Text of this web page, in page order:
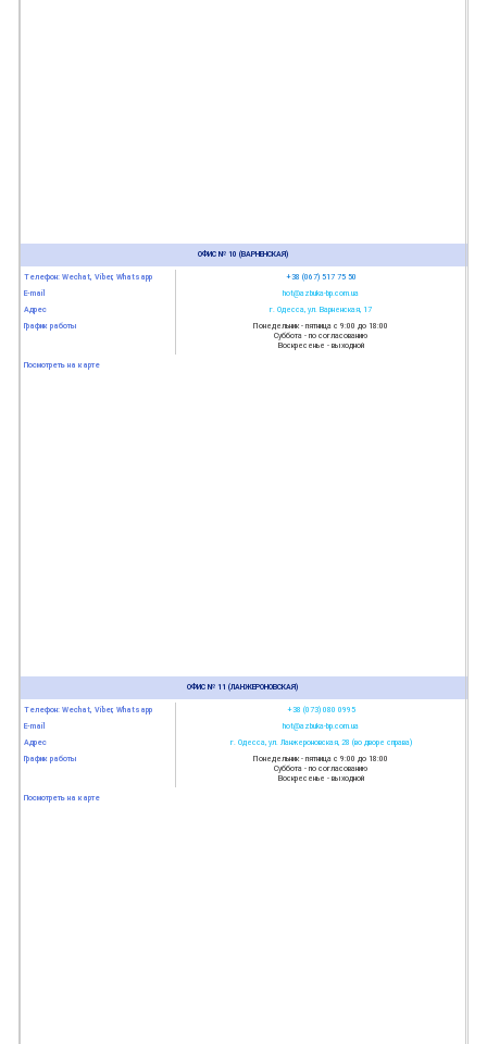
ОФИС № 10 (ВАРНЕНСКАЯ)
Телефон: Wechat, Viber, Whatsapp
+38 (067) 517 75 50
E-mail
hot@azbuka-bp.com.ua
Адрес
г. Одесса, ул. Варненская, 17
График работы
Понедельник - пятница с 9:00 до 18:00
Суббота - по согласованию
Воскресенье - выходной
Посмотреть на карте
ОФИС № 11 (ЛАНЖЕРОНОВСКАЯ)
Телефон: Wechat, Viber, Whatsapp
+38 (073) 080 0995
E-mail
hot@azbuka-bp.com.ua
Адрес
г. Одесса, ул. Ланжероновская, 28 (во дворе справа)
График работы
Понедельник - пятница с 9:00 до 18:00
Суббота - по согласованию
Воскресенье - выходной
Посмотреть на карте